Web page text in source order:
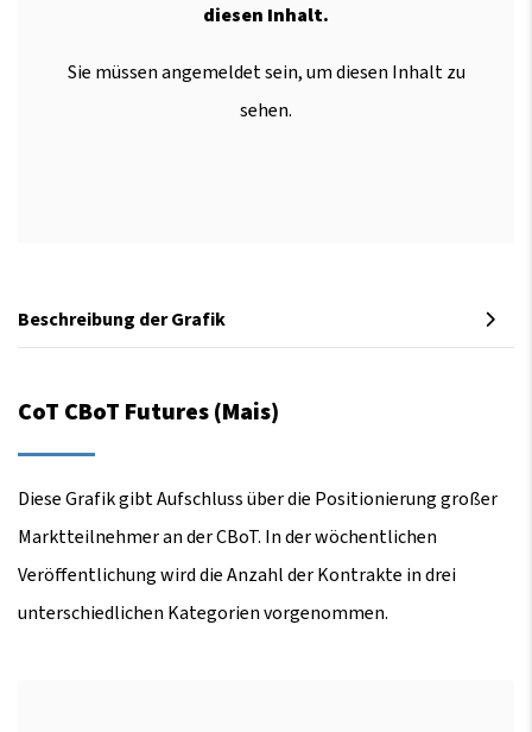
diesen Inhalt.
Sie müssen angemeldet sein, um diesen Inhalt zu
sehen.
Beschreibung der Grafik
CoT CBoT Futures (Mais)
Diese Grafik gibt Aufschluss über die Positionierung großer
Marktteilnehmer an der CBoT. In der wöchentlichen
Veröffentlichung wird die Anzahl der Kontrakte in drei
unterschiedlichen Kategorien vorgenommen.